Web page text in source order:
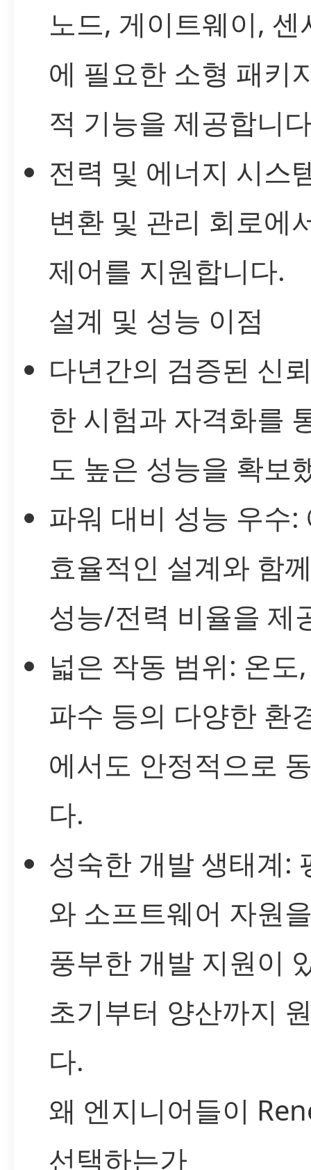
노드, 게이트웨이, 센
에 필요한 소형 패키
적 기능을 제공합니
전력 및 에너지 시스
변환 및 관리 회로에
제어를 지원합니다.
설계 및 성능 이점
다년간의 검증된 신
한 시험과 자격화를
도 높은 성능을 확보
파워 대비 성능 우수:
효율적인 설계와 함
성능/전력 비율을 제
넓은 작동 범위: 온도
파수 등의 다양한 환
에서도 안정적으로
다.
성숙한 개발 생태계:
와 소프트웨어 자원
풍부한 개발 지원이
초기부터 양산까지
다.
왜 엔지니어들이
선택하는가